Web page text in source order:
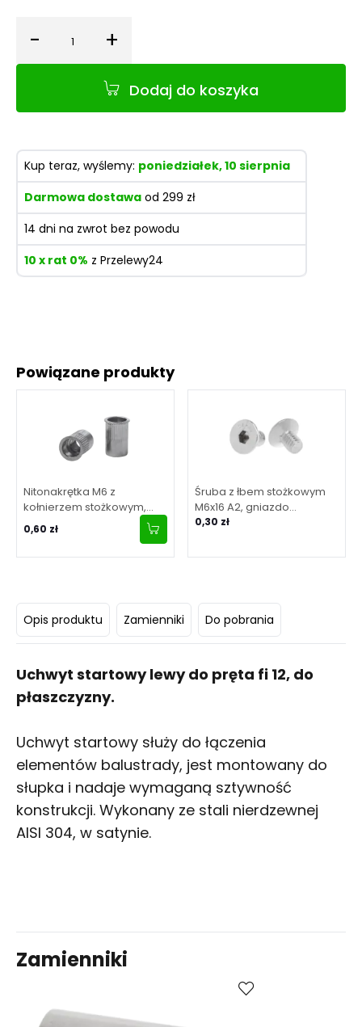
Powiązane produkty
Nitonakrętka M6 z
kołnierzem stożkowym,
Radeł 0.5-3.0
0,60 zł
Śruba z łbem stożkowym
M6x16 A2, gniazdo
sześciokątne, DIN 7991
0,30 zł
Opis produktu Zamienniki Do pobrania
Uchwyt startowy lewy do pręta fi 12, do
płaszczyzny.
Uchwyt startowy służy do łączenia
elementów balustrady, jest montowany do
słupka i nadaje wymaganą sztywność
konstrukcji. Wykonany ze stali nierdzewnej
AISI 304, w satynie.
Zamienniki
Kup
- Ilość +
Dodaj do koszyka
Kup teraz, wyślemy: poniedziałek, 10 sierpnia
Darmowa dostawa od 299 zł
14 dni na zwrot bez powodu
10 x rat 0% z Przelewy24